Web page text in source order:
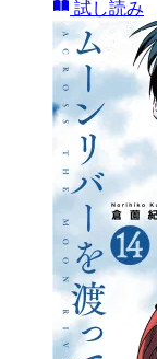
試し読み